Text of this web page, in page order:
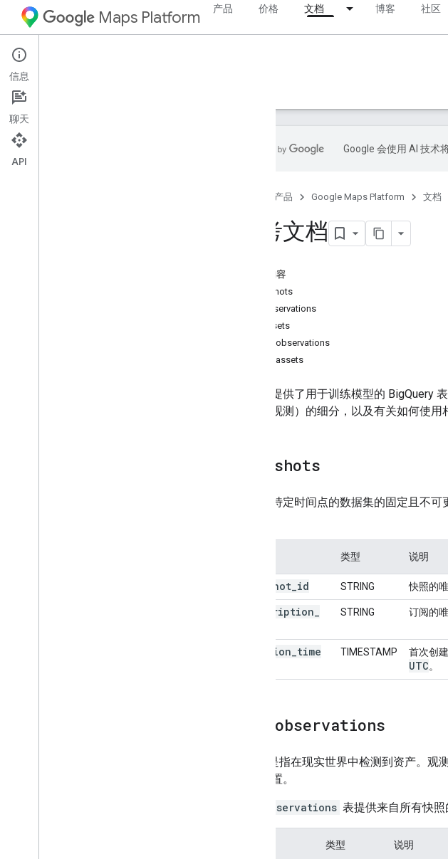
Maps Platform 产品 价格 文档 博客 社区
Street View Insights
指南
Google 会使用 AI 技术
产品 Google Maps Platform 文档
参考文档
本页内容
snapshots
all_observations
all_assets
latest_observations
latest_assets
本页面提供了用于训练模型的 BigQuery
资产和观测）的细分，以及有关如何使用
snapshots
快照是特定时间点的数据集的固定且不
类型 说明
snapshot id STRING 快照的
subscription STRING 订阅的
creation time TIMESTAMP 首次创
UTC。
observations
“观测”是指在现实世界中检测到资产。
机的位置。
all_observations 表提供来自所有快照
类型 说明
信息
聊天
API